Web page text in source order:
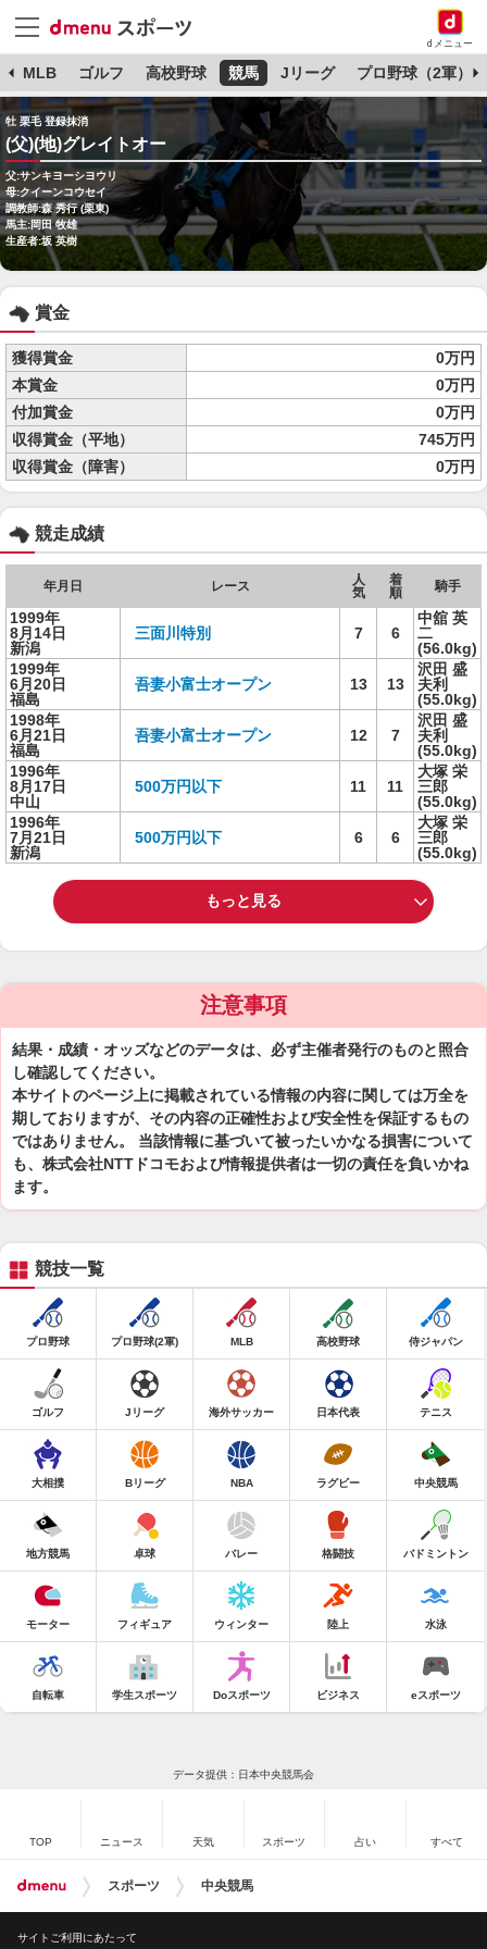
dメニュー
MLB ゴルフ 高校野球 競馬 Jリーグ プロ野球（2軍）
牡 栗毛 登録抹消
(父)(地)グレイトオー
父:サンキヨーシヨウリ
母:クイーンコウセイ
調教師:森 秀行 (栗東)
馬主:岡田 牧雄
生産者:坂 英樹
賞金
獲得賞金
0万円
本賞金
0万円
付加賞金
0万円
収得賞金（平地）
745万円
収得賞金（障害）
0万円
競走成績
年月日 レース
人
気
着
順
騎手
1999年
8月14日
新潟
三面川特別 7 6
中舘 英
二
(56.0kg)
1999年
6月20日
福島
吾妻小富士オープン 13 13
沢田 盛
夫利
(55.0kg)
1998年
6月21日
福島
吾妻小富士オープン 12 7
沢田 盛
夫利
(55.0kg)
1996年
8月17日
中山
500万円以下 11 11
大塚 栄
三郎
(55.0kg)
1996年
7月21日
新潟
500万円以下 6 6
大塚 栄
三郎
(55.0kg)
もっと見る
注意事項
結果・成績・オッズなどのデータは、必ず主催者発行のものと照合
し確認してください。
本サイトのページ上に掲載されている情報の内容に関しては万全を
期しておりますが、その内容の正確性および安全性を保証するもの
ではありません。 当該情報に基づいて被ったいかなる損害について
も、株式会社NTTドコモおよび情報提供者は一切の責任を負いかね
ます。
競技一覧
プロ野球 プロ野球(2軍) MLB 高校野球 侍ジャパン
ゴルフ Jリーグ 海外サッカー 日本代表 テニス
大相撲 Bリーグ NBA ラグビー 中央競馬
地方競馬 卓球 バレー 格闘技 バドミントン
モーター フィギュア ウィンター 陸上 水泳
自転車 学生スポーツ Doスポーツ ビジネス eスポーツ
データ提供：日本中央競馬会
TOP ニュース 天気 スポーツ 占い すべて
スポーツ 中央競馬
サイトご利用にあたって